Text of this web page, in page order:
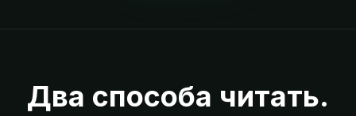
Два способа читать.